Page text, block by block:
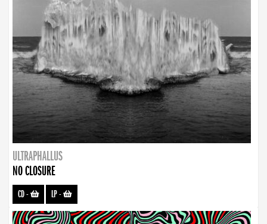
ULTRAPHALLUS
NO CLOSURE
CD- LP-